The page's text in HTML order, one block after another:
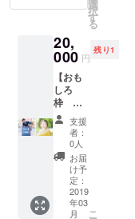
の出版
に関す
る全て
を知る
ことが
できま
す。 ※
本は出
版され
てから
の郵送
になり
ます。
（送料
を上げ
・集
客・収
益化で
きる
LINE@
にした
い。 ・
LINE[@
の改善
点をピ
ンポイ
ントで
教えて
欲し
選
択
す
る
20,
000 円
残り1
【おも
しろ
枠 限
定1名
様！ブ
ログ美
女りこ
す＋堤
と90分
飲める
権利】
支援
者：
0人
お届
け予
定：
2019
年03
月
こ